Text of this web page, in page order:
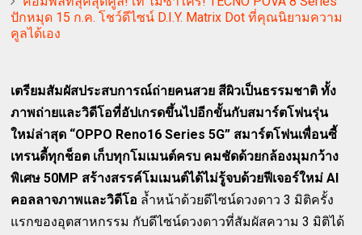
ปักหมุด 15 ก.ค. โชว์ดีไซน์ D.I.Y. Matrix Dot ที่คุณนิยามความ
คูลได้เอง
เตรียมสัมผัสประสบการณ์ถ่ายคนสวย สีผิวเป็นธรรมชาติ ทั้ง
ภาพถ่ายและวิดีโอที่อัปเกรดขึ้นไปอีกขั้นกับสมาร์ตโฟนรุ่น
ใหม่ล่าสุด “OPPO Reno16 Series 5G” สมาร์ตโฟนเพื่อนซี้
เทรนดี้ทุกช็อต เก็บทุกโมเมนต์ครบ คมชัดด้วยกล้องมุมกว้าง
พิเศษ 50MP สร้างสรรค์โมเมนต์ได้ไม่รู้จบด้วยฟีเจอร์ใหม่ AI
คอลลาจภาพและวิดีโอ ล้ำหน้าด้วยดีไซน์ดวงดาว 3 มิติครั้ง
แรกของอุตสาหกรรม กับดีไซน์ดวงดาวที่สัมผัสความ 3 มิติได้